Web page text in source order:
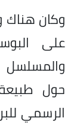
وكان هناك
على
والمسلسل
حول
الرسمي